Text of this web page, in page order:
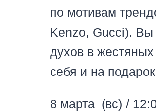
по мотивам
Kenzo, Gucci). Вы
духов в
себя и на
8 марта (вс) /